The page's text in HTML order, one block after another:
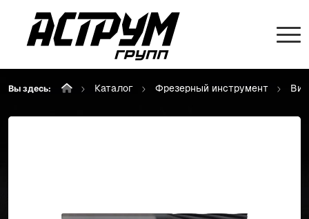
Вы здесь: Каталог Фрезерный инструмент